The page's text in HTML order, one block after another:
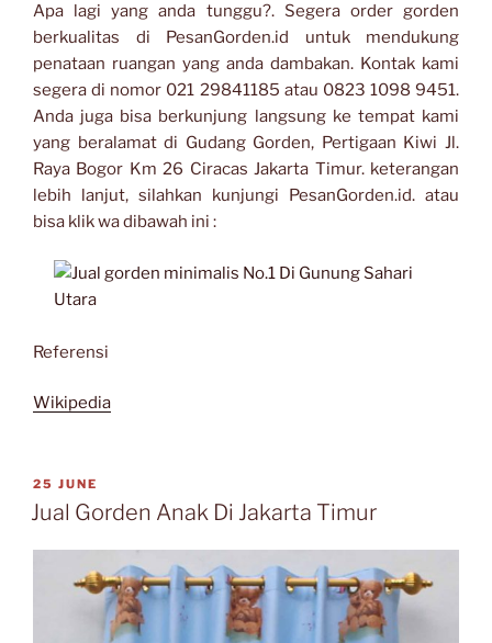
Apa lagi yang anda tunggu?. Segera order gorden
berkualitas di PesanGorden.id untuk mendukung
penataan ruangan yang anda dambakan. Kontak kami
segera di nomor 021 29841185 atau 0823 1098 9451.
Anda juga bisa berkunjung langsung ke tempat kami
yang beralamat di Gudang Gorden, Pertigaan Kiwi Jl.
Raya Bogor Km 26 Ciracas Jakarta Timur. keterangan
lebih lanjut, silahkan kunjungi PesanGorden.id. atau
bisa klik wa dibawah ini :
Referensi
Wikipedia
POSTED
ON
25 JUNE
Jual Gorden Anak Di Jakarta Timur